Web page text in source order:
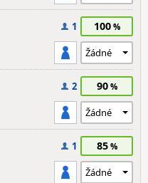
1 100
2 90
1 85